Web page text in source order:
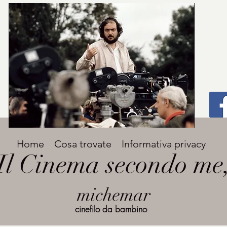
Titolo
grande
Avenir Light una delle font preferite dai
designer. Facile da leggere, viene
utilizzata per titoli e paragrafi.
Cinema secondo
michemar
Home Cosa trovate Informativa privacy
cinefilo da bambino